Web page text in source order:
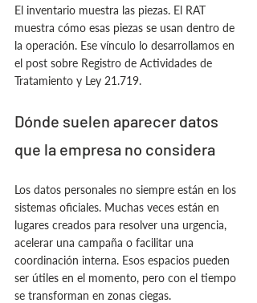
El inventario muestra las piezas. El RAT
muestra cómo esas piezas se usan dentro de
la operación. Ese vínculo lo desarrollamos en
el post sobre Registro de Actividades de
Tratamiento y Ley 21.719.
Dónde suelen aparecer datos
que la empresa no considera
Los datos personales no siempre están en los
sistemas oficiales. Muchas veces están en
lugares creados para resolver una urgencia,
acelerar una campaña o facilitar una
coordinación interna. Esos espacios pueden
ser útiles en el momento, pero con el tiempo
se transforman en zonas ciegas.